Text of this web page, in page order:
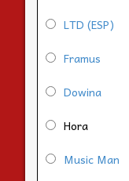
LTD (ESP)
Framus
Dowina
Hora
Music Man